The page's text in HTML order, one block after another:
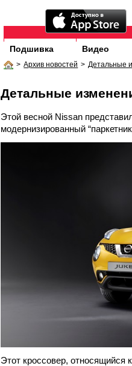
Подшивка Видео
> Архив новостей > Детальные
Детальные
Этой весной Nissan
модернизированный
Этот кроссовер, относящийся